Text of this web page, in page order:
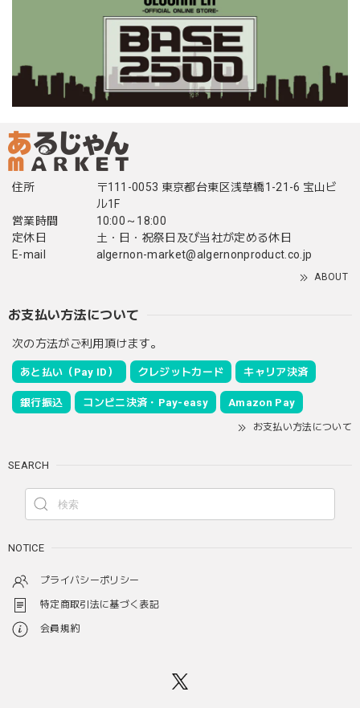
住所
〒111-0053 東京都台東区浅草橋1-21-6 宝山ビ
ル1F
営業時間
10:00～18:00
定休日
土・日・祝祭日及び当社が定める休日
E-mail
algernon-market@algernonproduct.co.jp
ABOUT
お支払い方法について
次の方法がご利用頂けます。
あと払い（Pay ID） クレジットカード キャリア決済
銀行振込 コンビニ決済・Pay-easy Amazon Pay
お支払い方法について
SEARCH
NOTICE
プライバシーポリシー
特定商取引法に基づく表記
会員規約